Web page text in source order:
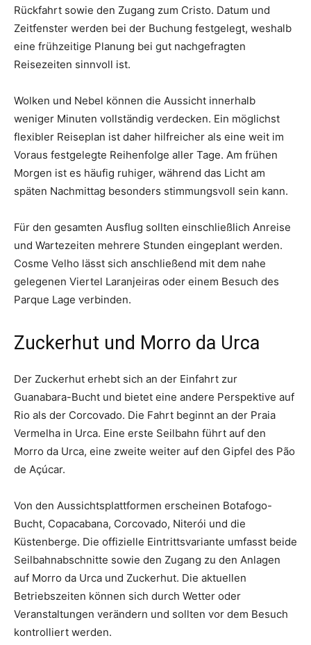
Rückfahrt sowie den Zugang zum Cristo. Datum und
Zeitfenster werden bei der Buchung festgelegt, weshalb
eine frühzeitige Planung bei gut nachgefragten
Reisezeiten sinnvoll ist.
Wolken und Nebel können die Aussicht innerhalb
weniger Minuten vollständig verdecken. Ein möglichst
flexibler Reiseplan ist daher hilfreicher als eine weit im
Voraus festgelegte Reihenfolge aller Tage. Am frühen
Morgen ist es häufig ruhiger, während das Licht am
späten Nachmittag besonders stimmungsvoll sein kann.
Für den gesamten Ausflug sollten einschließlich Anreise
und Wartezeiten mehrere Stunden eingeplant werden.
Cosme Velho lässt sich anschließend mit dem nahe
gelegenen Viertel Laranjeiras oder einem Besuch des
Parque Lage verbinden.
Zuckerhut und Morro da Urca
Der Zuckerhut erhebt sich an der Einfahrt zur
Guanabara-Bucht und bietet eine andere Perspektive auf
Rio als der Corcovado. Die Fahrt beginnt an der Praia
Vermelha in Urca. Eine erste Seilbahn führt auf den
Morro da Urca, eine zweite weiter auf den Gipfel des Pão
de Açúcar.
Von den Aussichtsplattformen erscheinen Botafogo-
Bucht, Copacabana, Corcovado, Niterói und die
Küstenberge. Die offizielle Eintrittsvariante umfasst beide
Seilbahnabschnitte sowie den Zugang zu den Anlagen
auf Morro da Urca und Zuckerhut. Die aktuellen
Betriebszeiten können sich durch Wetter oder
Veranstaltungen verändern und sollten vor dem Besuch
kontrolliert werden.